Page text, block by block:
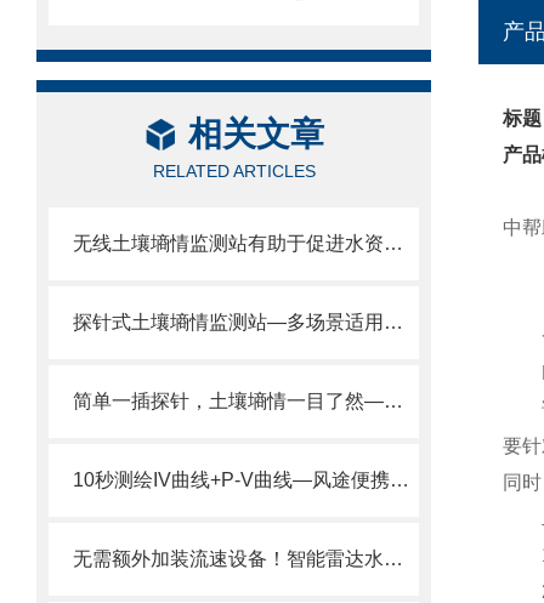
相关文章
RELATED ARTICLES
无线土壤墒情监测站有助于促进水资源的合理利用
探针式土壤墒情监测站—多场景适用，探针一插知土壤水分温度。
简单一插探针，土壤墒情一目了然——探针式土壤墒情监测站
10秒测绘IV曲线+P-V曲线—风途便携式IV测试仪快速定位光伏组件热斑隐裂
无需额外加装流速设备！智能雷达水文站一站输出完整水文全要素数据。
产
标
产
中
该
要
同
1
2